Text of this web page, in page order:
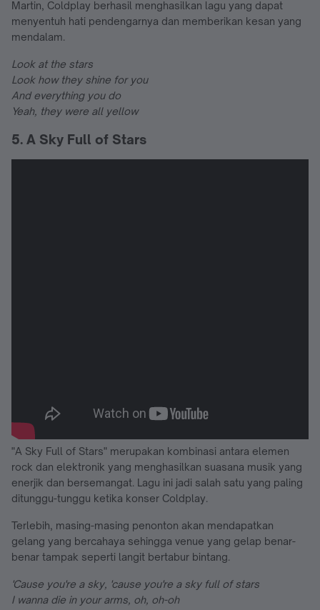
Martin, Coldplay berhasil menghasilkan lagu yang dapat
menyentuh hati pendengarnya dan memberikan kesan yang
mendalam.
Look at the stars
Look how they shine for you
And everything you do
Yeah, they were all yellow
5. A Sky Full of Stars
"A Sky Full of Stars" merupakan kombinasi antara elemen
rock dan elektronik yang menghasilkan suasana musik yang
enerjik dan bersemangat. Lagu ini jadi salah satu yang paling
ditunggu-tunggu ketika konser Coldplay.
Terlebih, masing-masing penonton akan mendapatkan
gelang yang bercahaya sehingga venue yang gelap benar-
benar tampak seperti langit bertabur bintang.
'Cause you're a sky, 'cause you're a sky full of stars
I wanna die in your arms, oh, oh-oh